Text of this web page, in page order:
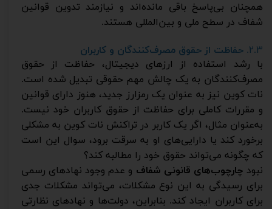
همچنان بی‌پاسخ باقی مانده‌اند و نیازمند تدوین قوانین
شفاف در سطح ملی و بین‌المللی هستند.
۲.۳. حفاظت از حقوق مصرف‌کنندگان و کاربران
با رشد استفاده از ارزهای دیجیتال، حفاظت از حقوق
مصرف‌کنندگان به یک چالش مهم حقوقی تبدیل شده است.
نات کوین نیز به عنوان یک رمزارز جدید، هنوز دارای قوانین
و مقررات کاملی برای حفاظت از حقوق کاربران خود نیست.
به‌عنوان مثال، اگر یک کاربر در تراکنش نات کوین به مشکلی
برخورد کند یا دارایی‌های او به سرقت برود، سوال این است
که چگونه می‌تواند حقوق خود را مطالبه کند؟
نبود چارچوب‌های قانونی شفاف و عدم وجود نهادهای رسمی
برای رسیدگی به این نوع مشکلات، می‌تواند مشکلات جدی
برای کاربران ایجاد کند. بنابراین، دولت‌ها و نهادهای نظارتی